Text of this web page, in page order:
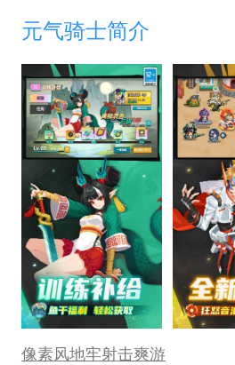
元气骑士简介
像素风地牢射击爽游